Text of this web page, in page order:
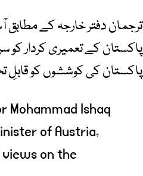
ترجمان دفتر خارجہ کے مطابق
پاکستان کے تعمیری کردار کو
پاکستان کی کوششوں کو قابلِ
Mohammad Ishaq
of Austria,
on the